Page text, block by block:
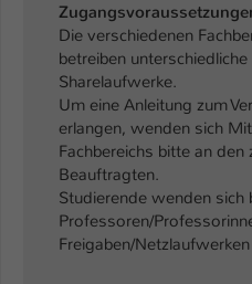
Die verschiedenen
betreiben
Sharelaufwerke.
Um eine Anleitung zum
erlangen, wenden sich
Fachbereichs bitte an den
Beauftragten.
Studierende wenden
Professoren/
Freigaben/